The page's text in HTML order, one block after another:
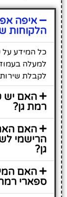
איפה
הלקוחות
כל המידע על
למעלה
לקבלת
האם יש
רמת גן?
האם
הרישמי
גן?
האם
ספארי